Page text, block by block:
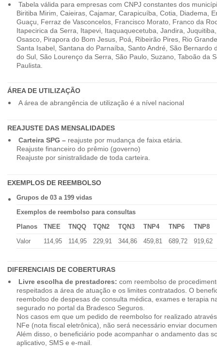
Tabela válida para empresas com CNPJ constantes dos
Biritiba Mirim, Caieiras, Cajamar, Carapicuíba, Cotia, Diadema,
Guaçu, Ferraz de Vasconcelos, Francisco Morato, Franco da
Itapecirica da Serra, Itapevi, Itaquaquecetuba, Jandira,
Osasco, Pirapora do Bom Jesus, Poá, Ribeirão Pires, Rio
Santa Isabel, Santana do Parnaíba, Santo André, São Bernardo
do Sul, São Lourenço da Serra, São Paulo, Suzano, Taboão da
Paulista.
ÁREA DE UTILIZAÇÃO
A área de abrangência de utilização é a nível nacional
REAJUSTE DAS MENSALIDADES
Carteira SPG –reajuste por mudança de faixa etária.
Reajuste financeiro do prêmio (governo)
Reajuste por sinistralidade de toda carteira.
EXEMPLOS DE REEMBOLSO
Grupos de 03 a 199 vidas
Exemplos de reembolso para consultas
Planos
TNEE TNQQ TQN2 TQN3 TNP4 TNP6
TNP8
Valor
114,95 114,95 229,91 344,86 459,81 689,72 919,62
DIFERENCIAIS DE COBERTURAS
Livre escolha de prestadores: com reembolso de
respeitados a área de atuação e os limites contratados. O
reembolso de despesas de consulta médica, exames e terapia
segurado no portal da Bradesco Seguros.
Nos casos em que um pedido de reembolso for realizado
NFe (nota fiscal eletrônica), não será necessário enviar
Além disso, o beneficiário pode acompanhar o andamento das
aplicativo, SMS e e-mail.